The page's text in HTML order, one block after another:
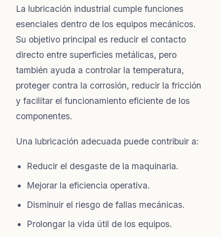
La lubricación industrial cumple funciones
esenciales dentro de los equipos mecánicos.
Su objetivo principal es reducir el contacto
directo entre superficies metálicas, pero
también ayuda a controlar la temperatura,
proteger contra la corrosión, reducir la fricción
y facilitar el funcionamiento eficiente de los
componentes.
Una lubricación adecuada puede contribuir a:
Reducir el desgaste de la maquinaria.
Mejorar la eficiencia operativa.
Disminuir el riesgo de fallas mecánicas.
Prolongar la vida útil de los equipos.